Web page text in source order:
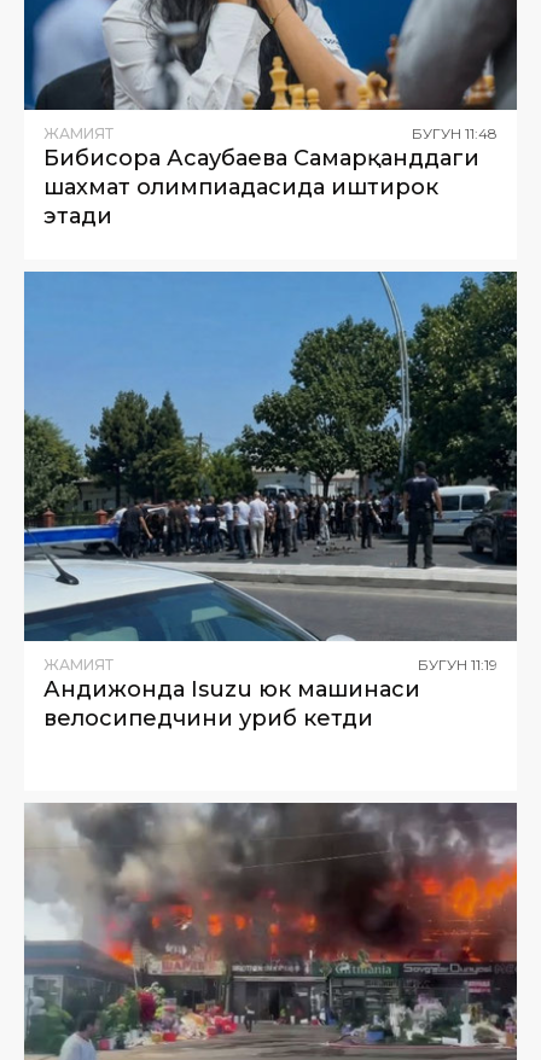
ЖАМИЯТ БУГУН 11:48
Бибисора Асаубаева Самарқанддаги
шахмат олимпиадасида иштирок
этади
ЖАМИЯТ БУГУН 11:19
Андижонда Isuzu юк машинаси
велосипедчини уриб кетди